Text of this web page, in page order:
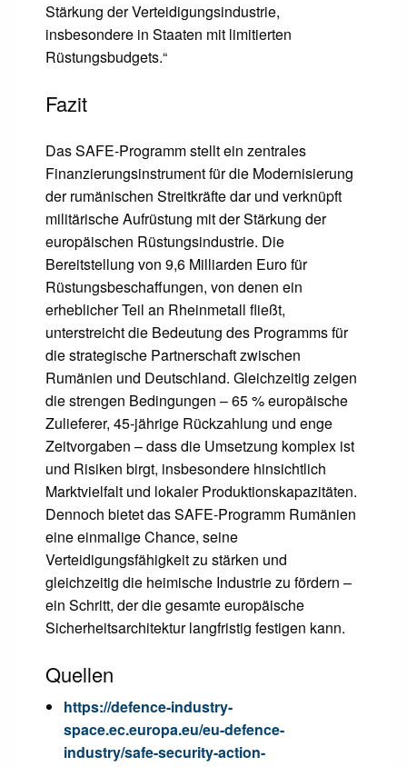
Stärkung der Verteidigungsindustrie,
insbesondere in Staaten mit limitierten
Rüstungsbudgets.“
Fazit
Das SAFE-Programm stellt ein zentrales
Finanzierungsinstrument für die Modernisierung
der rumänischen Streitkräfte dar und verknüpft
militärische Aufrüstung mit der Stärkung der
europäischen Rüstungsindustrie. Die
Bereitstellung von 9,6 Milliarden Euro für
Rüstungsbeschaffungen, von denen ein
erheblicher Teil an Rheinmetall fließt,
unterstreicht die Bedeutung des Programms für
die strategische Partnerschaft zwischen
Rumänien und Deutschland. Gleichzeitig zeigen
die strengen Bedingungen – 65 % europäische
Zulieferer, 45-jährige Rückzahlung und enge
Zeitvorgaben – dass die Umsetzung komplex ist
und Risiken birgt, insbesondere hinsichtlich
Marktvielfalt und lokaler Produktionskapazitäten.
Dennoch bietet das SAFE-Programm Rumänien
eine einmalige Chance, seine
Verteidigungsfähigkeit zu stärken und
gleichzeitig die heimische Industrie zu fördern –
ein Schritt, der die gesamte europäische
Sicherheitsarchitektur langfristig festigen kann.
Quellen
https://defence-industry-
space.ec.europa.eu/eu-defence-
industry/safe-security-action-